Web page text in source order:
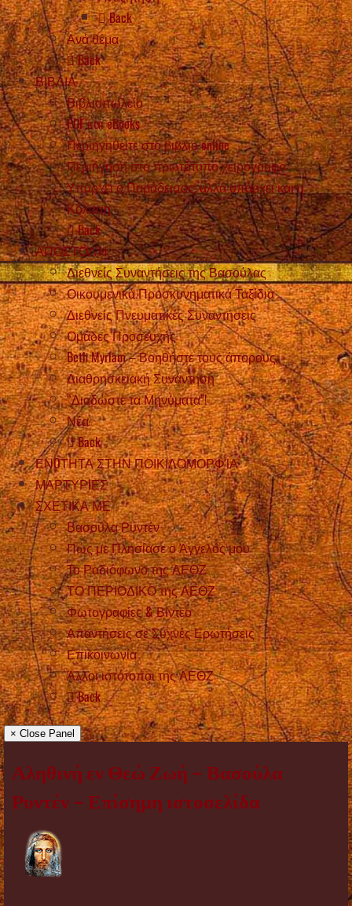
Back
Ανά θέμα
Back
ΒΙΒΛΙΑ
Βιβλιοπωλείο
PDF και eBooks
Περιηγηθείτε στο βιβλίο online
Περιήγηση στο πρωτότυπο χειρόγραφο
Υπάρχει ο Παράδεισος, αλλά υπάρχει και η
Κόλαση
Back
ΑΠΟΣΤΟΛΉ
Διεθνείς Συναντήσεις της Βασούλας
Οικουμενικά Προσκυνηματικά Ταξίδια
Διεθνείς Πνευματικές Συναντήσεις
Ομάδες Προσευχής
Beth Myriam – Βοηθήστε τους άπορους
Διαθρησκειακή Συνάντηση
“Διαδώστε τα Μηνύματα”!
Νέα
Back
ΕΝOΤΗΤΑ ΣΤΗΝ ΠΟΙΚΙΛΟΜΟΡΦΊΑ
ΜΑΡΤΥΡIΕΣ
ΣΧΕΤΙΚΑ ΜΕ
Βασούλα Ρυντέν
Πώς με Πλησίασε ο Άγγελός μου
Το Ραδιόφωνο της ΑΕΘΖ
ΤΟ ΠΕΡΙΟΔΙΚΟ της ΑΕΘΖ
Φωτογραφίες & Βίντεο
Απαντήσεις σε Συχνές Ερωτήσεις
Επικοινωνία
Άλλοι ιστότοποι της ΑΕΘΖ
Back
× Close Panel
Αληθινή εν Θεώ Ζωή – Βασούλα
Ρυντέν – Επίσημη ιστοσελίδα